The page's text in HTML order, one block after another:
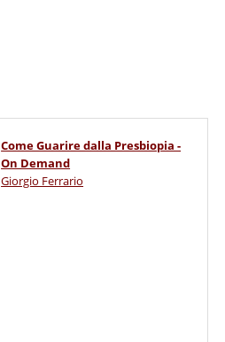
Come Guarire dalla Presbiopia -
On Demand
Giorgio Ferrario